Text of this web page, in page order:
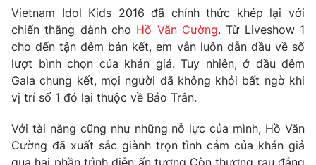
Câu chuyện quốc tế
Thị trường
Góc doanh nghiệp
Dữ liệu và đời sống
Truyền hình
Phim VTV
Hậu trường
Nhân vật
Giải trí
Âm nhạc
Đời sống
Du lịch
Vietnam Idol Kids 2016 đã chính thức khép lại với
chiến thắng dành cho Hồ Văn Cường. Từ Liveshow 1
cho đến tận đêm bán kết, em vẫn luôn dẫn đầu về số
lượt bình chọn của khán giả. Tuy nhiên, ở đầu đêm
Gala chung kết, mọi người đã không khỏi bất ngờ khi
vị trí số 1 đó lại thuộc về Bảo Trân.
Với tài năng cũng như những nỗ lực của mình, Hồ Văn
Cường đã xuất sắc giành trọn tình cảm của khán giả
qua hai phần trình diễn ấn tượng Còn thương rau đắng